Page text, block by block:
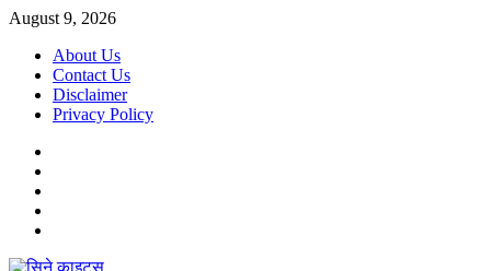
Skip
content
August 9, 2026
About Us
Contact Us
Disclaimer
Privacy Policy